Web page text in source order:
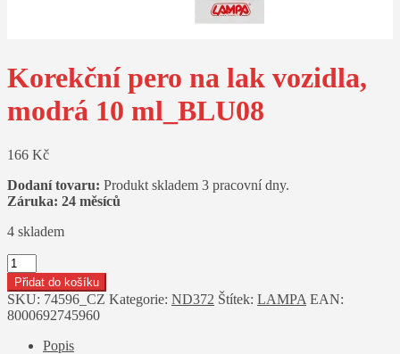
Korekční pero na lak vozidla,
modrá 10 ml_BLU08
166 Kč
Dodaní tovaru: Produkt skladem 3 pracovní dny.
Záruka: 24 měsíců
4 skladem
Korekční
pero
na
lak
vozidla,
modrá
Přidat do košíku
SKU: 74596_CZ Kategorie: ND372 Štítek: LAMPA EAN:
8000692745960
Popis